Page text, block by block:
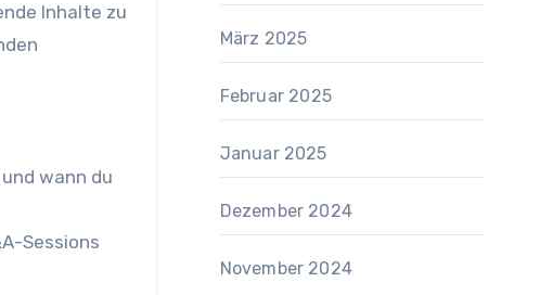
Inhalte zu
wann du
Sessions
März 2025
Februar 2025
Januar 2025
Dezember 2024
November 2024